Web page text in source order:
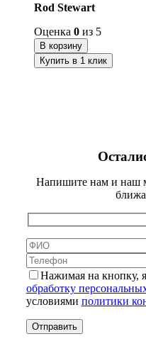
Rod Stewart
Оценка 0 из 5
В корзину
Купить в 1 клик
Напишите нам и наш
Нажимая на кнопку,
обработку
условиями политики